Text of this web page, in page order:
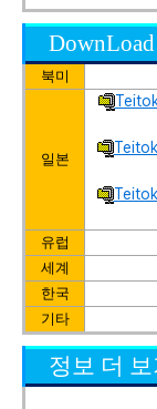
DownLoad
북미
일본
유럽
세계
한국
기타
정보 더